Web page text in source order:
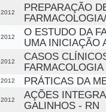
2012
PREPARAÇÃO
2012
O ESTUDO DA
UMA INICIAÇÃO
2012
CASOS
2012 PRÁTICAS DA
2012
AÇÕES
GALINHOS - RN